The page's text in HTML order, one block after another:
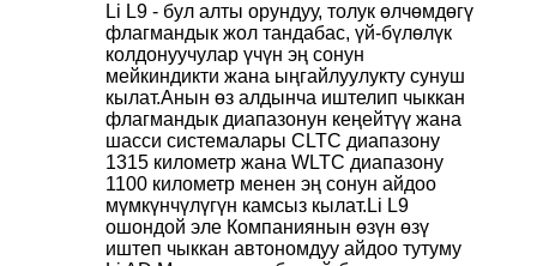
Li L9 - бул алты орундуу, толук өлчөмдөгү
флагмандык жол тандабас, үй-бүлөлүк
колдонуучулар үчүн эң сонун
мейкиндикти жана ыңгайлуулукту сунуш
кылат.Анын өз алдынча иштелип чыккан
флагмандык диапазонун кеңейтүү жана
шасси системалары CLTC диапазону
1315 километр жана WLTC диапазону
1100 километр менен эң сонун айдоо
мүмкүнчүлүгүн камсыз кылат.Li L9
ошондой эле Компаниянын өзүн өзү
иштеп чыккан автономдуу айдоо тутуму